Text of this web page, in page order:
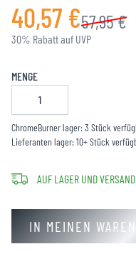
40,57 €57,95 €
30% Rabatt auf UVP
MENGE
ChromeBurner lager: 3 Stück
Lieferanten lager: 10+ Stück
AUF LAGER UND
IN MEINEN